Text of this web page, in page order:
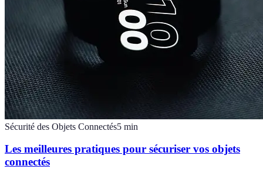
Sécurité des Objets Connectés5 min
Les meilleures pratiques pour sécuriser vos objets
connectés